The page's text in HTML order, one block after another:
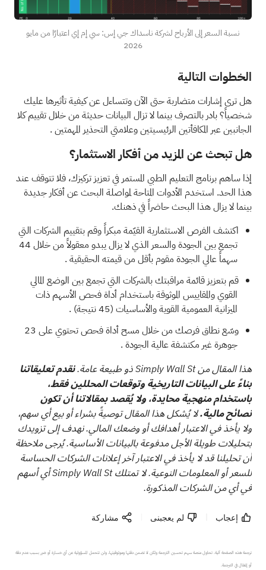
نسبة السعر إلى الأرباح لشركة ناسداك جي إس: سي إم إي اعتبارًا من مايو
2026
الخطوات التالية
هل ترى إشارات متضاربة حتى الآن وتتساءل عن كيفية تأثيرها عليك
شخصياً؟ بادر بالتصرف بينما لا تزال البيانات حديثة من خلال تقييم كلا
الجانبين عبر المكافأتين الرئيسيتين وعلامتي التحذير المهمتين.
هل تبحث عن المزيد من أفكار الاستثمار؟
إذا ساهم برنامج التعليم الطبي المستمر في تعزيز تركيزك، فلا تتوقف عند
هذا الحد. استخدم الأدوات المتاحة لمواصلة البحث عن أفكار جديدة
بينما لا يزال هذا البحث حاضراً في ذهنك.
اكتشف الفرص الاستثمارية القيّمة مبكراً وقم بتقييم الشركات التي
تجمع بين الجودة والسعر الذي لا يزال يبدو معقولاً من خلال 44
سهماً عالي الجودة مقوم بأقل من قيمته الحقيقية.
قم بتعزيز قائمة مراقبتك بالشركات التي تجمع بين الوضع المالي
القوي والمقاييس الموثوقة باستخدام أداة فحص الأسهم ذات
الميزانية العمومية القوية والأساسيات (45 نتيجة)
.
وسّع نطاق فرصك من خلال مسح
أداة فحص تحتوي على 23
جوهرة غير مكتشفة عالية الجودة.
هذا المقال من Simply Wall St ذو طبيعة عامة.
نقدم تعليقاتنا
بناءً على البيانات التاريخية وتوقعات المحللين فقط،
باستخدام منهجية محايدة، ولا يُقصد بمقالاتنا أن تكون
نصائح مالية.لا يُشكل هذا المقال توصيةً بشراء أو بيع أي سهم،
ولا يأخذ في الاعتبار أهدافك أو وضعك المالي. نهدف إلى تزويدك
بتحليلات طويلة الأجل مدفوعة بالبيانات الأساسية. يُرجى ملاحظة
أن تحليلنا قد لا يأخذ في الاعتبار آخر إعلانات الشركات الحساسة
للسعر أو المعلومات النوعية. لا تمتلك Simply Wall St أي أسهم
في أي من الشركات المذكورة.
إعجاب لم يعجبنى مشاركة
ترجمة هذه الصفحة آلية. تحاول منصة سهم تحسين الترجمة ولكن لا تضمن دقتها وموثوقيتها، ولن تتحمل المسؤولية عن أي خسارة أو ضرر بسبب عدم دقة
أو إغفال في الترجمة.